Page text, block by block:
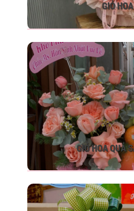
GIỎ
GIỎ HOA QUẢ